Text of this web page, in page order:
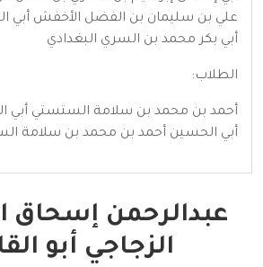
علي بن سليمان بن الفضل الأخفش أبي
أبي بكر محمد بن السري البغدادي
الطلاب:
أحمد بن محمد بن سلامة الستستي أبي
أبي الحسين أحمد بن محمد بن سلامة
عبدالرحمن إسحاق
الزجاجي أبو